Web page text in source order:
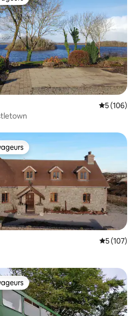
les plus appréciés
Évaluation
5 (106)
les plus appréciés
Évaluation
5 (107)
les plus appréciés